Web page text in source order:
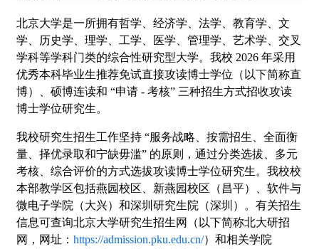
北京大学是一所拥有哲学、经济学、法学、教育学、文
学、历史学、理学、工学、医学、管理学、艺术学、交叉
学科等学科门类的综合性研究型大学。我校 2026 年采用
优秀本科毕业生推荐免试直接攻读博士学位（以下简称直
博）、硕博连读和 “申请 - 考核” 三种招生方式招收攻读
博士学位研究生。
我校研究生招生工作坚持 “服务战略、按需招生、全面衡
量、择优录取和宁缺毋滥” 的原则，通过分类选拔、多元
考核、综合评价的方式选拔攻读博士学位研究生。我校校
本部教学区包括燕园校区、新燕园校区（昌平）、软件与
微电子学院（大兴）和深圳研究生院（深圳）。有关招生
信息可查询北京大学研究生招生网（以下简称北大研招
网，网址： https://admission.pku.edu.cn/）和相关学院